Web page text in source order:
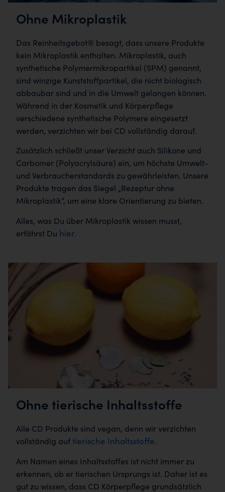
Ohne Mikroplastik
Das Reinheitsgebot® besagt, dass unsere Produkte
kein Mikroplastik enthalten. Mikroplastik, auch
synthetische Polymermikropartikel (SPM) genannt,
sind winzige Kunststoffpartikel, die nicht biologisch
abbaubar sind und in die Umwelt gelangen können.
Während in der Kosmetik und Körperpflege
verschiedene synthetische Polymere eingesetzt
werden, verzichten wir bei CD vollständig darauf.
Zusätzlich schließt unser Verzicht auch Silikone und
Carbomer (Polyacrylsäure) ein, um höchste Umwelt-
und Verbraucherstandards zu gewährleisten. Unsere
Produkte tragen das Siegel „Rezeptur ohne
Mikroplastik“, um eine klare Orientierung zu bieten.
Alles, was Du über Mikroplastik wissen musst,
erfährst Du hier.
Ohne tierische Inhaltsstoffe
Alle CD Produkte sind vegan, denn wir verzichten
vollständig auftierische Inhaltsstoffe.
Am Namen eines Inhaltsstoffes ist nicht immer zu
erkennen, ob er tierischen Ursprungs ist. Daher ist es
gut zu wissen, dass CD Körperpflege grundsätzlich